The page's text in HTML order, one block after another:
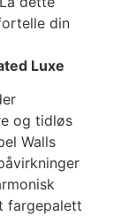
din
Luxe
og tidløs
Walls
fargepalett